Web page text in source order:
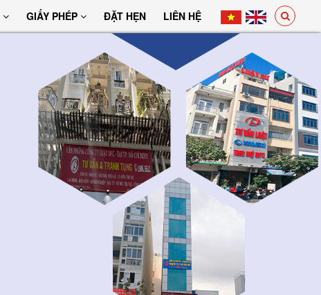
GIẤY PHÉP ĐẶT HẸN LIÊN HỆ